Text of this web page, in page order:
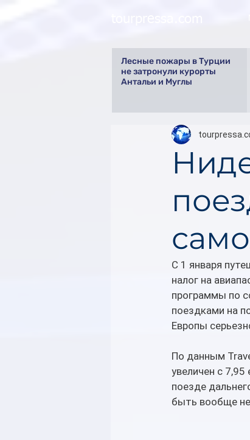
Лесные пожары в Турции
не затронули курорты
Антальи и Муглы
С 1 января
налог на
программы по
поездками на
Европы
По данным
увеличен с
поезде
быть вообще